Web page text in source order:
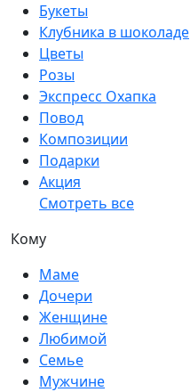
Букеты
Клубника в шоколаде
Цветы
Розы
Экспресс Охапка
Повод
Композиции
Подарки
Акция
Смотреть все
Кому
Маме
Дочери
Женщине
Любимой
Семье
Мужчине